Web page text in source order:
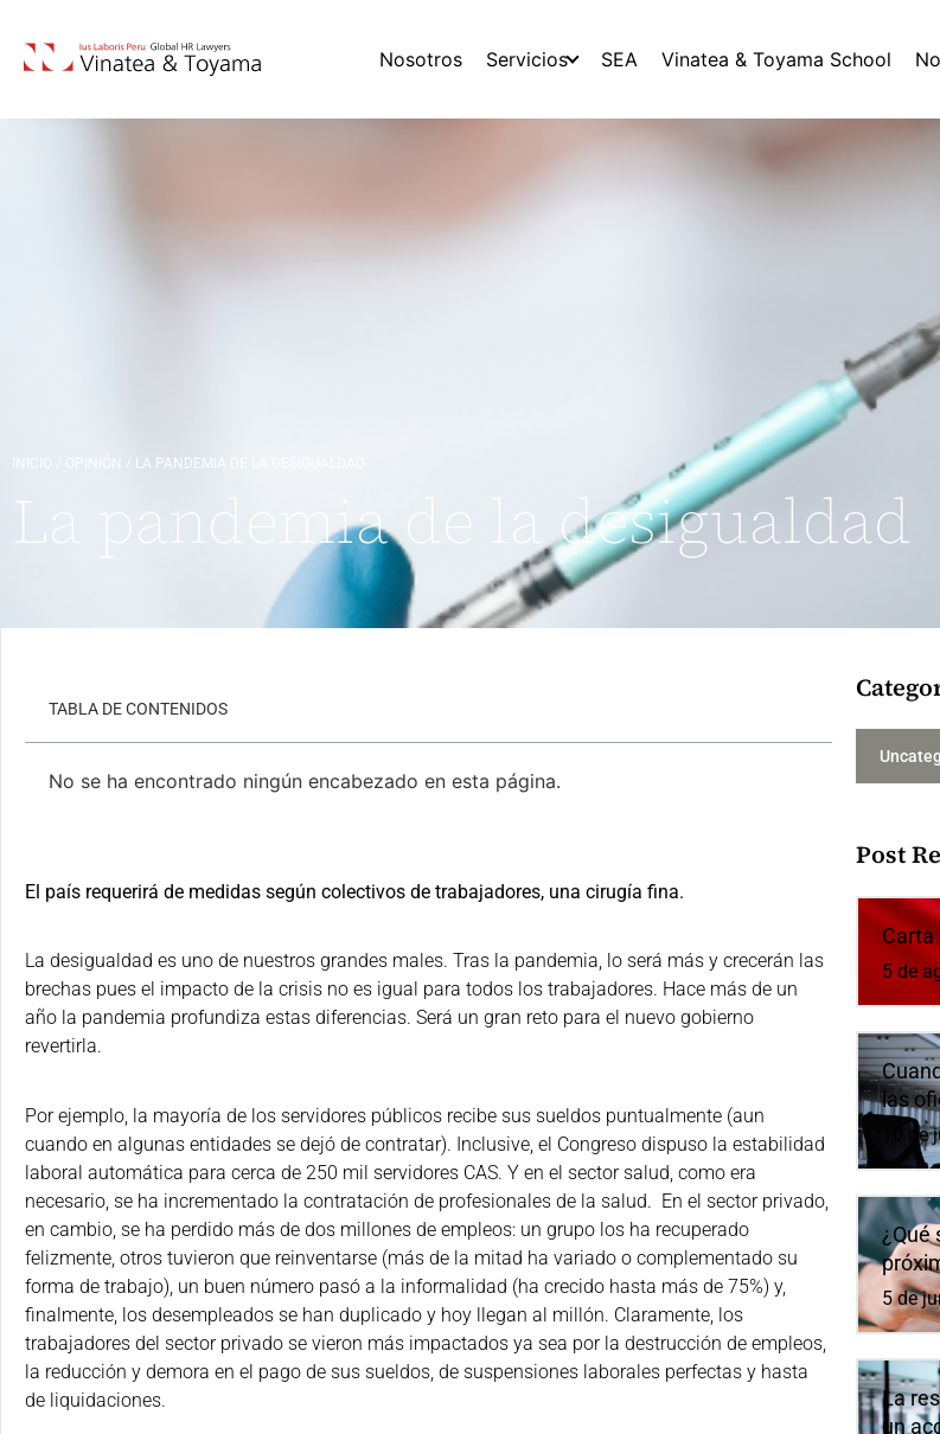
Nosotros Servicios SEA Vinatea & Toyama School
INICIO OPINIÓN / LA PANDEMIA DE LA DESIGUALDAD
La pandemia de la desigualdad
TABLA DE CONTENIDOS
No se ha encontrado ningún encabezado en esta página.
El país requerirá de medidas según colectivos de trabajadores, una cirugía fina.
La desigualdad es uno de nuestros grandes males. Tras la pandemia, lo será más y crecerán las
brechas pues el impacto de la crisis no es igual para todos los trabajadores. Hace más de un
año la pandemia profundiza estas diferencias. Será un gran reto para el nuevo gobierno
revertirla.
Por ejemplo, la mayoría de los servidores públicos recibe sus sueldos puntualmente (aun
cuando en algunas entidades se dejó de contratar). Inclusive, el Congreso dispuso la estabilidad
laboral automática para cerca de 250 mil servidores CAS. Y en el sector salud, como era
necesario, se ha incrementado la contratación de profesionales de la salud. En el sector privado,
en cambio, se ha perdido más de dos millones de empleos: un grupo los ha recuperado
felizmente, otros tuvieron que reinventarse (más de la mitad ha variado o complementado su
forma de trabajo), un buen número pasó a la informalidad (ha crecido hasta más de 75%) y,
finalmente, los desempleados se han duplicado y hoy llegan al millón. Claramente, los
trabajadores del sector privado se vieron más impactados ya sea por la destrucción de empleos,
la reducción y demora en el pago de sus sueldos, de suspensiones laborales perfectas y hasta
de liquidaciones.
Post
Carta
5 de
las
10 de
¿Qué
5 de
La
un